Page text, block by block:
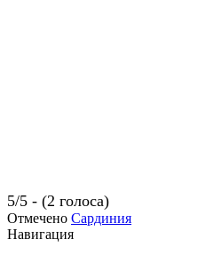
5/5 - (2 голоса)
Отмечено Сардиния
Навигация